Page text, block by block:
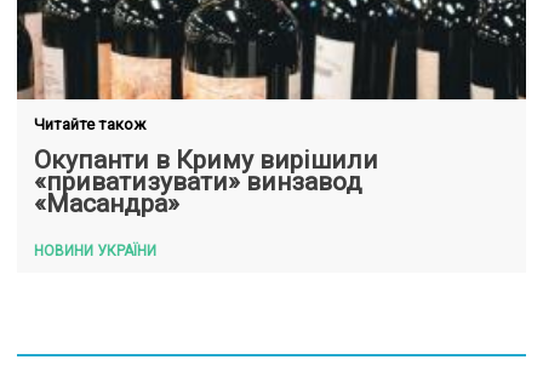
Читайте також
Окупанти в Криму вирішили
«приватизувати» винзавод
«Масандра»
НОВИНИ УКРАЇНИ